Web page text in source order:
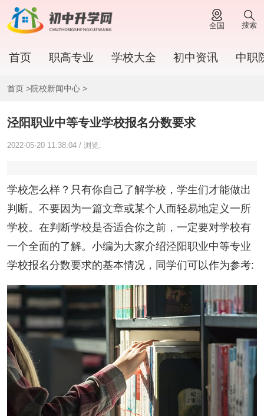
全国 搜索
首页 职高专业 学校大全 初中资讯 中职
首页 >院校新闻中心>
泾阳职业中等专业学校报名分数要求
2022-05-20 11:38:04 / 浏览:
学校怎么样？只有你自己了解学校，学生们才能做出
判断。不要因为一篇文章或某个人而轻易地定义一所
学校。在判断学校是否适合你之前，一定要对学校有
一个全面的了解。小编为大家介绍泾阳职业中等专业
学校报名分数要求的基本情况，同学们可以作为参考: